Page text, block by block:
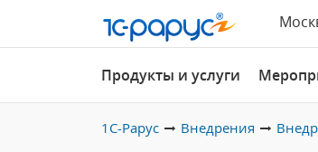
Продукты и услуги
1С-Рарус Внедрения